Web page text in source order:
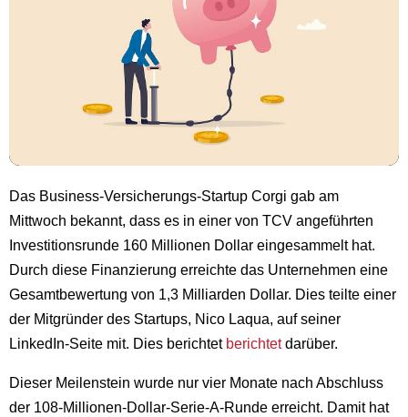
Das Business-Versicherungs-Startup Corgi gab am
Mittwoch bekannt, dass es in einer von TCV angeführten
Investitionsrunde 160 Millionen Dollar eingesammelt hat.
Durch diese Finanzierung erreichte das Unternehmen eine
Gesamtbewertung von 1,3 Milliarden Dollar. Dies teilte einer
der Mitgründer des Startups, Nico Laqua, auf seiner
LinkedIn-Seite mit. Dies berichtet berichtetdarüber.
Dieser Meilenstein wurde nur vier Monate nach Abschluss
der 108-Millionen-Dollar-Serie-A-Runde erreicht. Damit hat